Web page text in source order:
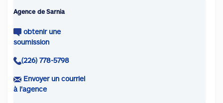
Agence de Sarnia
obtenir une
soumission
(226) 778-5798
Envoyer un courriel
à l'agence